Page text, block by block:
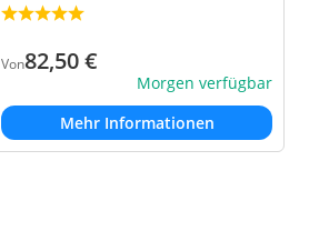
Von82,50€
Morgen verfügbar
Mehr Informationen